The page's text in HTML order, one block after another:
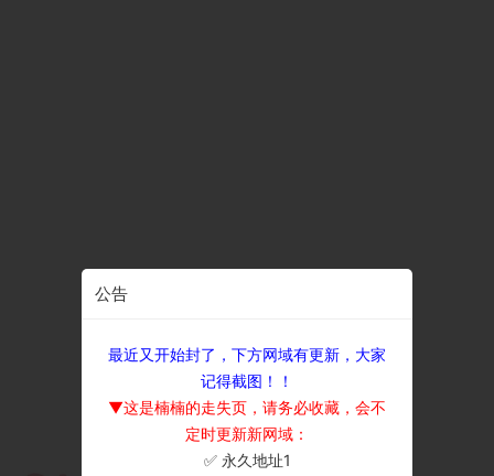
公告
最近又开始封了，下方网域有更新，大家
记得截图！！
▼这是楠楠的走失页，请务必收藏，会不
定时更新新网域：
✅ 永久地址1